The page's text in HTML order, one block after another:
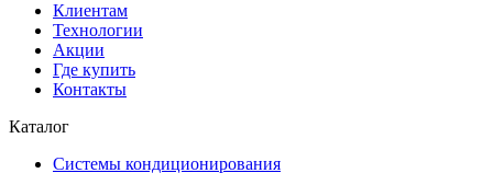
Клиентам
Технологии
Акции
Где купить
Контакты
Каталог
Системы кондиционирования